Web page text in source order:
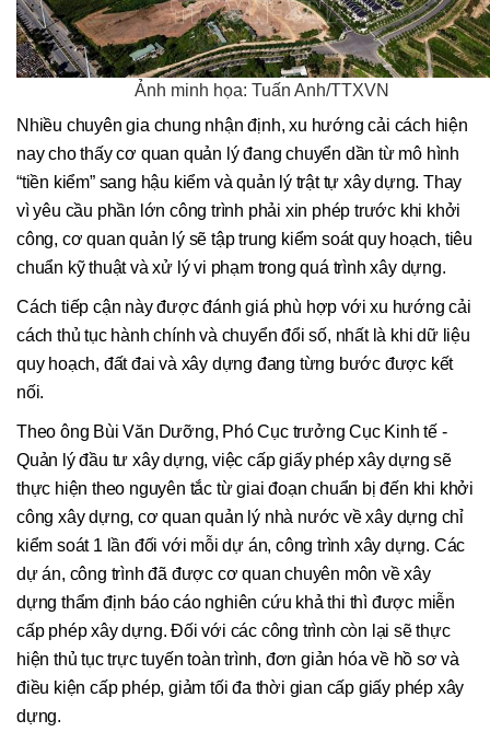
Ảnh minh họa: Tuấn Anh/TTXVN
Nhiều chuyên gia chung nhận định, xu hướng cải cách hiện
nay cho thấy cơ quan quản lý đang chuyển dần từ mô hình
“tiền kiểm” sang hậu kiểm và quản lý trật tự xây dựng. Thay
vì yêu cầu phần lớn công trình phải xin phép trước khi khởi
công, cơ quan quản lý sẽ tập trung kiểm soát quy hoạch, tiêu
chuẩn kỹ thuật và xử lý vi phạm trong quá trình xây dựng.
Cách tiếp cận này được đánh giá phù hợp với xu hướng cải
cách thủ tục hành chính và chuyển đổi số, nhất là khi dữ liệu
quy hoạch, đất đai và xây dựng đang từng bước được kết
nối.
Theo ông Bùi Văn Dưỡng, Phó Cục trưởng Cục Kinh tế -
Quản lý đầu tư xây dựng, việc cấp giấy phép xây dựng sẽ
thực hiện theo nguyên tắc từ giai đoạn chuẩn bị đến khi khởi
công xây dựng, cơ quan quản lý nhà nước về xây dựng chỉ
kiểm soát 1 lần đối với mỗi dự án, công trình xây dựng. Các
dự án, công trình đã được cơ quan chuyên môn về xây
dựng thẩm định báo cáo nghiên cứu khả thi thì được miễn
cấp phép xây dựng. Đối với các công trình còn lại sẽ thực
hiện thủ tục trực tuyến toàn trình, đơn giản hóa về hồ sơ và
điều kiện cấp phép, giảm tối đa thời gian cấp giấy phép xây
dựng.